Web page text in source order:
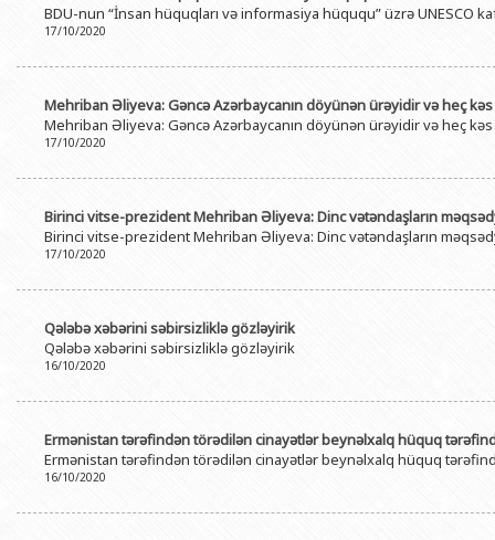
BDU-nun məzunları
BDU-da tədris olunan ixtisaslar
İnsan resursları və hüquq şöbəsi
Keyfiyyətin təminatı, monitorinq
İdman-sağlamlıq Mərkəzi
Geologiya fakültəsi
Beynəlxalq
İnformasiya və
Publik
BDU-nun “İnsan hüquqları və informasiya hüququ” üzrə UNESCO
17/10/2020
Mehriban Əliyeva: Gəncə Azərbaycanın döyünən ürəyidir və heç
Mehriban Əliyeva: Gəncə Azərbaycanın döyünən ürəyidir və heç
17/10/2020
Birinci vitse-prezident Mehriban Əliyeva: Dinc vətəndaşların
Birinci vitse-prezident Mehriban Əliyeva: Dinc vətəndaşların
17/10/2020
Qələbə xəbərini səbirsizliklə gözləyirik
Qələbə xəbərini səbirsizliklə gözləyirik
16/10/2020
Ermənistan tərəfindən törədilən cinayətlər beynəlxalq hüquq
Ermənistan tərəfindən törədilən cinayətlər beynəlxalq hüquq
16/10/2020